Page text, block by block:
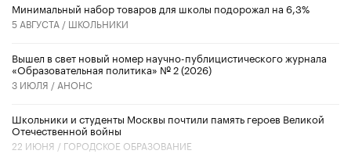
Минимальный набор товаров для школы подорожал на 6,3%
5 АВГУСТА / ШКОЛЬНИКИ
Вышел в свет новый номер научно-публицистического журнала
«Образовательная политика» № 2 (2026)
3 ИЮЛЯ / АНОНС
Школьники и студенты Москвы почтили память героев Великой
Отечественной войны
22 ИЮНЯ / ГОРОДСКОЕ ОБРАЗОВАНИЕ